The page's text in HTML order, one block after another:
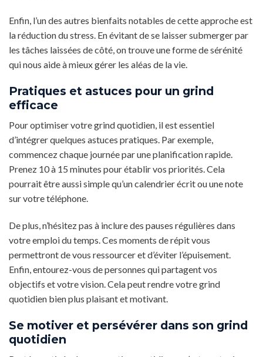
Enfin, l’un des autres bienfaits notables de cette approche est
la réduction du stress. En évitant de se laisser submerger par
les tâches laissées de côté, on trouve une forme de sérénité
qui nous aide à mieux gérer les aléas de la vie.
Pratiques et astuces pour un grind
efficace
Pour optimiser votre grind quotidien, il est essentiel
d’intégrer quelques astuces pratiques. Par exemple,
commencez chaque journée par une planification rapide.
Prenez 10 à 15 minutes pour établir vos priorités. Cela
pourrait être aussi simple qu’un calendrier écrit ou une note
sur votre téléphone.
De plus, n’hésitez pas à inclure des pauses régulières dans
votre emploi du temps. Ces moments de répit vous
permettront de vous ressourcer et d’éviter l’épuisement.
Enfin, entourez-vous de personnes qui partagent vos
objectifs et votre vision. Cela peut rendre votre grind
quotidien bien plus plaisant et motivant.
Se motiver et persévérer dans son grind
quotidien